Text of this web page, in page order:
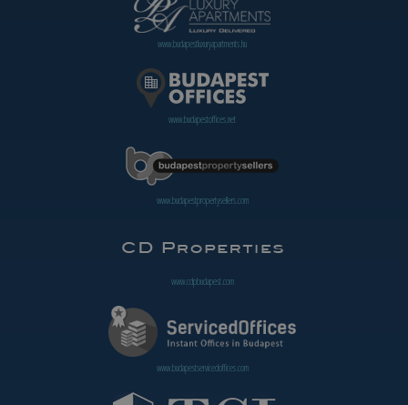
www.budapestluxuryapartments.hu
www.budapestoffices.net
www.budapestpropertysellers.com
www.cdpbudapest.com
www.budapestservicedoffices.com